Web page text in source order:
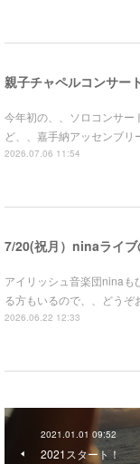
親子チャペルコンサー
今年初の、、ソロコンサー
ど、、嘉手納アッセンブ
2026.07.06 11:54
7/20(祝月）ninaライ
アイリッシュ音楽団ninaも
る方もいるので、、どうぞ
2026.06.22 12:33
2021.01.01 09:52
2021スタート！